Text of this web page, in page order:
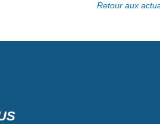
Retour aux